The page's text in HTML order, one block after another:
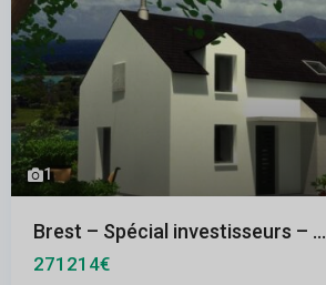
1
Brest – Spécial investisseurs – ...
271214€